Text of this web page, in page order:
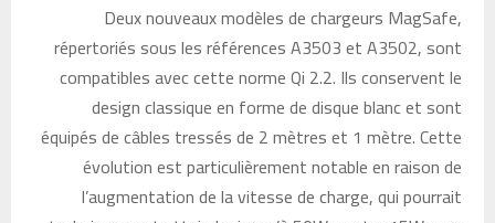
Deux nouveaux modèles de chargeurs MagSafe,
répertoriés sous les références A3503 et A3502, sont
compatibles avec cette norme Qi 2.2. Ils conservent le
design classique en forme de disque blanc et sont
équipés de câbles tressés de 2 mètres et 1 mètre. Cette
évolution est particulièrement notable en raison de
l’augmentation de la vitesse de charge, qui pourrait